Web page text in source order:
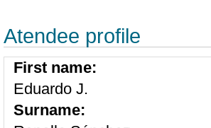
Atendee profile
First name:
Eduardo J.
Surname: